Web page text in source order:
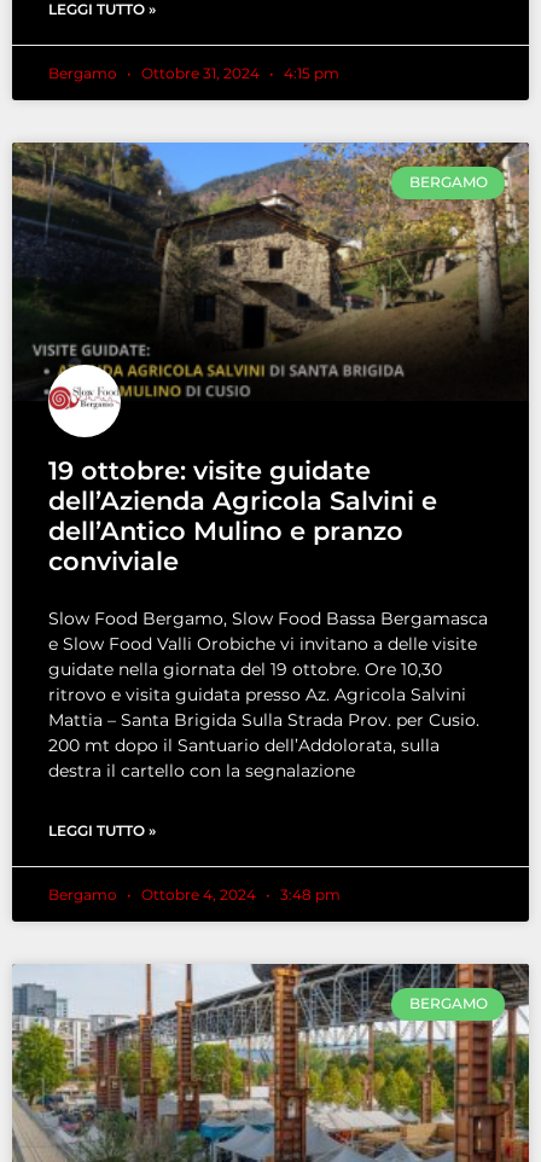
LEGGI TUTTO »
Bergamo Ottobre 31, 2024 4:15 pm
BERGAMO
19 ottobre: visite guidate
dell’Azienda Agricola Salvini e
dell’Antico Mulino e pranzo
conviviale
Slow Food Bergamo, Slow Food Bassa Bergamasca
e Slow Food Valli Orobiche vi invitano a delle visite
guidate nella giornata del 19 ottobre. Ore 10,30
ritrovo e visita guidata presso Az. Agricola Salvini
Mattia – Santa Brigida Sulla Strada Prov. per Cusio.
200 mt dopo il Santuario dell’Addolorata, sulla
destra il cartello con la segnalazione
LEGGI TUTTO »
Bergamo Ottobre 4, 2024 3:48 pm
BERGAMO